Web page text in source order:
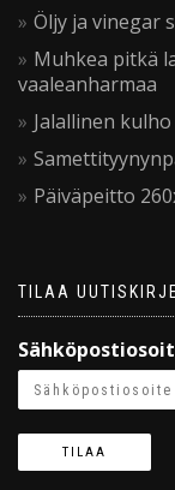
Öljy ja vinegar
Muhkea pitkä
vaaleanharmaa
Jalallinen
Päiväpeitto
TILAA UUTISKIRJE